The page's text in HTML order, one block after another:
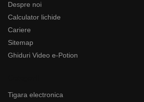
Despre noi
Calculator lichide
Cariere
Sitemap
Ghiduri Video e-Potion
Tigara electronica